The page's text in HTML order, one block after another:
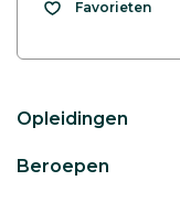
Favorieten
Opleidingen
Beroepen